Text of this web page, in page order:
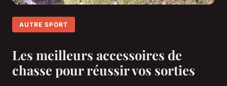
AUTRE SPORT
Les meilleurs accessoires de
chasse pour réussir vos sorties